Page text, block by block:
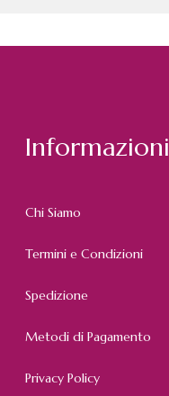
Informazioni
Chi Siamo
Termini e Condizioni
Spedizione
Metodi di Pagamento
Privacy Policy